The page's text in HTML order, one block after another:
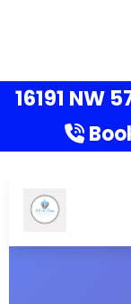
16191 NW